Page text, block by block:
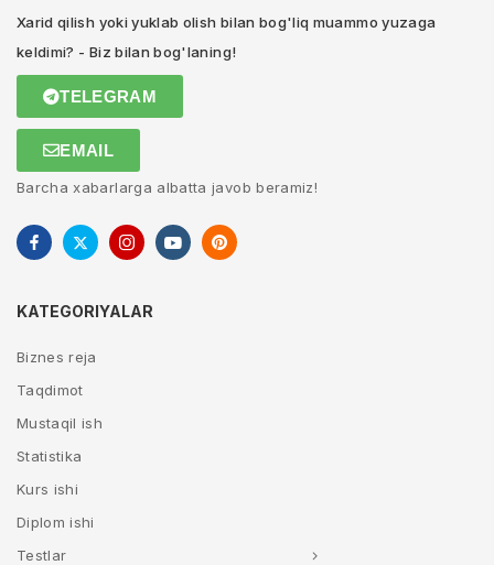
Xarid qilish yoki yuklab olish bilan bog'liq muammo yuzaga
keldimi? - Biz bilan bog'laning!
TELEGRAM
EMAIL
Barcha xabarlarga albatta javob beramiz!
KATEGORIYALAR
Biznes reja
Taqdimot
Mustaqil ish
Statistika
Kurs ishi
Diplom ishi
Testlar